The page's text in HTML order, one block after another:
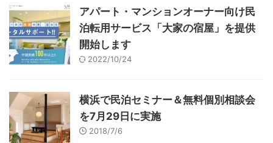
アパート・マンションオーナー向け民
泊転用サービス「大家の宿屋」を提供
開始します
2022/10/24
横浜で民泊セミナー＆無料個別相談会
を7月29日に実施
2018/7/6